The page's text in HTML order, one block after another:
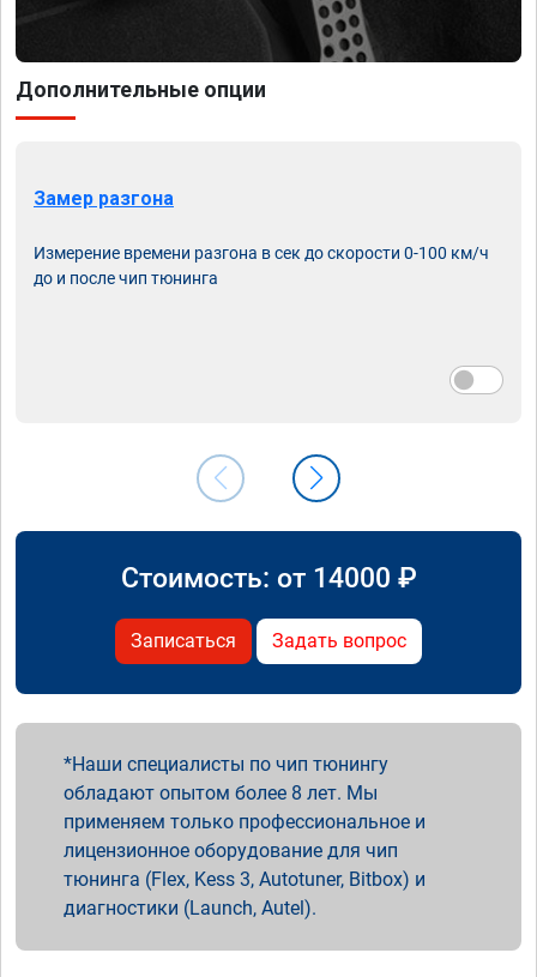
Дополнительные опции
Замер разгона
Измерение времени разгона в сек до скорости 0-100 км/ч
до и после чип тюнинга
Стоимость: от 14000 ₽
Записаться Задать вопрос
Наши специалисты по чип тюнингу
обладают опытом более 8 лет. Мы
применяем только профессиональное и
лицензионное оборудование для чип
тюнинга (Flex, Kess 3, Autotuner, Bitbox) и
диагностики (Launch, Autel).